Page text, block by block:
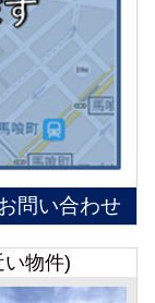
問い合わせ
物件)